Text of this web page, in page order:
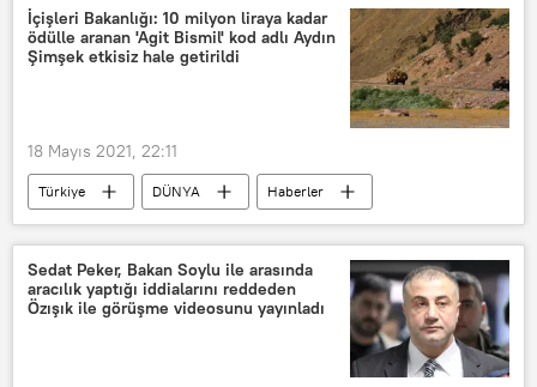
İçişleri Bakanlığı: 10 milyon liraya kadar
ödülle aranan 'Agit Bismil' kod adlı Aydın
Şimşek etkisiz hale getirildi
18 Mayıs 2021, 22:11
Türkiye DÜNYA
Haberler
TÜRKİYE
Terör
aranma
kırmızı
İçişleri Bakanlığı
Sedat Peker, Bakan Soylu ile arasında
aracılık yaptığı iddialarını reddeden
Özışık ile görüşme videosunu yayınladı